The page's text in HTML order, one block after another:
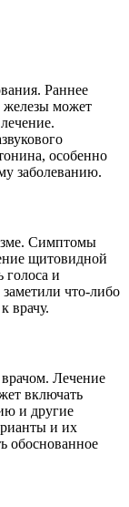
Раннее
железы может
особенно
заболеванию.
Симптомы
щитовидной
голоса и
что-либо
врачу.
Лечение
включать
и другие
и их
обоснованное